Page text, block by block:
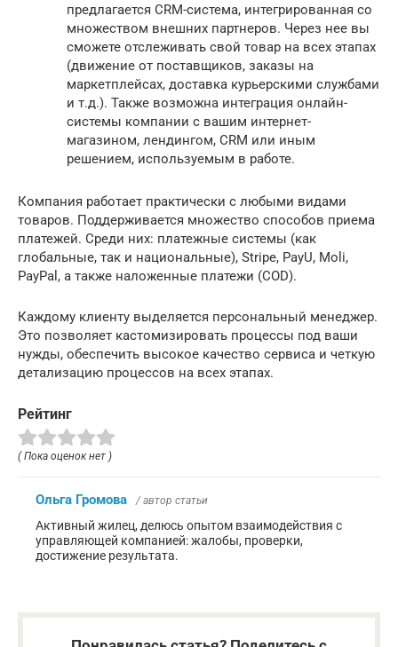
предлагается CRM-система, интегрированная со
множеством внешних партнеров. Через нее вы
сможете отслеживать свой товар на всех этапах
(движение от поставщиков, заказы на
маркетплейсах, доставка курьерскими службами
и т.д.). Также возможна интеграция онлайн-
системы компании с вашим интернет-
магазином, лендингом, CRM или иным
решением, используемым в работе.
Компания работает практически с любыми видами
товаров. Поддерживается множество способов приема
платежей. Среди них: платежные системы (как
глобальные, так и национальные), Stripe, PayU, Moli,
PayPal, а также наложенные платежи (COD).
Каждому клиенту выделяется персональный менеджер.
Это позволяет кастомизировать процессы под ваши
нужды, обеспечить высокое качество сервиса и четкую
детализацию процессов на всех этапах.
Рейтинг
( Пока оценок нет )
Ольга Громова / автор статьи
Активный жилец, делюсь опытом взаимодействия с
управляющей компанией: жалобы, проверки,
достижение результата.